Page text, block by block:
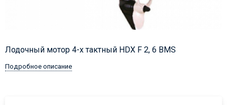
Лодочный мотор 4-х тактный HDX F 2, 6 BMS
Подробное описание